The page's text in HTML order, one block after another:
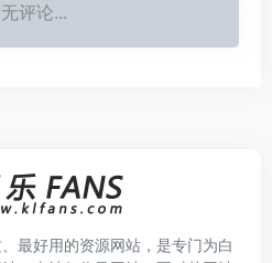
评论...
最好用的资源网站，是专门为白